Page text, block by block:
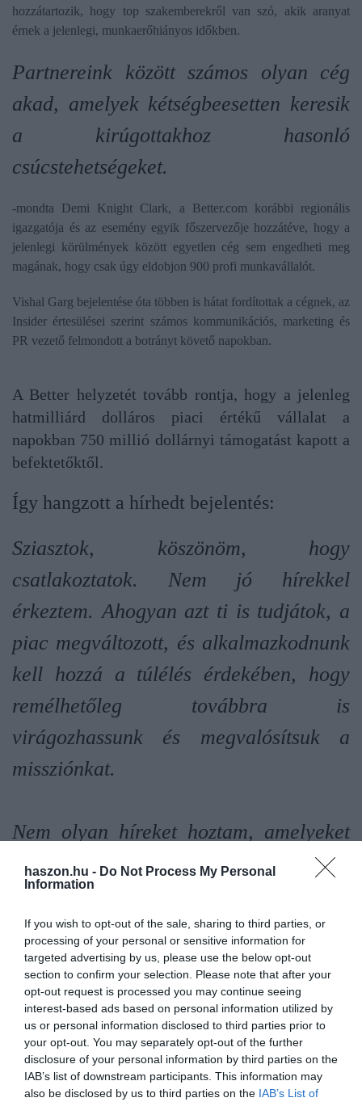
haszon.hu - Do Not Process My Personal
Information
If you wish to opt-out of the sale, sharing to third parties, or
processing of your personal or sensitive information for
targeted advertising by us, please use the below opt-out
section to confirm your selection. Please note that after your
opt-out request is processed you may continue seeing
interest-based ads based on personal information utilized by
us or personal information disclosed to third parties prior to
your opt-out. You may separately opt-out of the further
disclosure of your personal information by third parties on the
IAB’s list of downstream participants. This information may
also be disclosed by us to third parties on the IAB’s List of
hozzátartozik, hogy top szakemberekről van szó, akik aranyat
érnek a jelenlegi, munkaerőhiányos időkben.
Partnereink között számos olyan cég
akad, amelyek kétségbeesetten keresik
a kirúgottakhoz hasonló
csúcstehetségeket.
-mondta Demi Knight Clark, a Better.com korábbi regionális
igazgatója és az esemény egyik főszervezője hozzátéve, hogy a
jelenlegi körülmények között egyetlen cég sem engedheti meg
magának, hogy csak úgy eldobjon 900 profi munkavállalót.
Vishal Garg bejelentése óta többen is hátat fordítottak a cégnek, az
Insider értesülései szerint számos kommunikációs, marketing és
PR vezető felmondott a botrányt követő napokban.
A Better helyzetét tovább rontja, hogy a jelenleg
hatmilliárd dolláros piaci értékű vállalat a
napokban 750 millió dollárnyi támogatást kapott a
befektetőktől.
Így hangzott a hírhedt bejelentés:
Sziasztok, köszönöm, hogy
csatlakoztatok. Nem jó hírekkel
érkeztem. Ahogyan azt ti is tudjátok, a
piac megváltozott, és alkalmazkodnunk
kell hozzá a túlélés érdekében, hogy
remélhetőleg továbbra is
virágozhassunk és megvalósítsuk a
missziónkat.
Nem olyan híreket hoztam, amelyeket
hallani szeretnétek, de végső soron az
én döntésemről van szó, és azt
akartam, hogy személyesen tőlem
halljátok először. Nagyon, nagyon
nehéz volt meghozni ezt a döntést.
Karrierem során ez a második
alakalom, hogy ezt kell csinálnom,
egyetlen porcikám se kívánja. Legutóbb